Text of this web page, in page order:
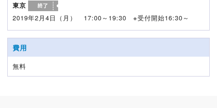
東京
2019年2月4日（月） 17:00～19:30 ※受付開始16:30～
費用
無料